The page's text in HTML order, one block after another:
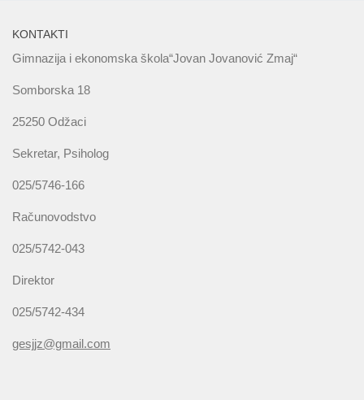
KONTAKTI
Gimnazija i ekonomska škola“Jovan Jovanović Zmaj“
Somborska 18
25250 Odžaci
Sekretar, Psiholog
025/5746-166
Računovodstvo
025/5742-043
Direktor
025/5742-434
gesjjz@gmail.com